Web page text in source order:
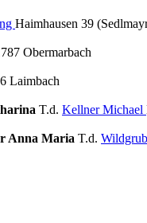
Haimhausen 39
Obermarbach
Laimbach
T.d. Kellner Michael
Anna Maria T.d.